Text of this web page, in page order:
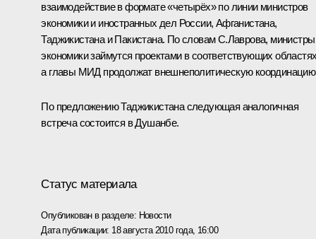
взаимодействие в формате «четырёх» по линии министров
экономики и иностранных дел России, Афганистана,
Таджикистана и Пакистана. По словам С.Лаврова, министры
экономики займутся проектами в соответствующих
а главы МИД продолжат внешнеполитическую
По предложению Таджикистана следующая аналогичная
встреча состоится в Душанбе.
Статус материала
Опубликован в разделе: Новости
Дата публикации: 18 августа 2010 года, 16:00